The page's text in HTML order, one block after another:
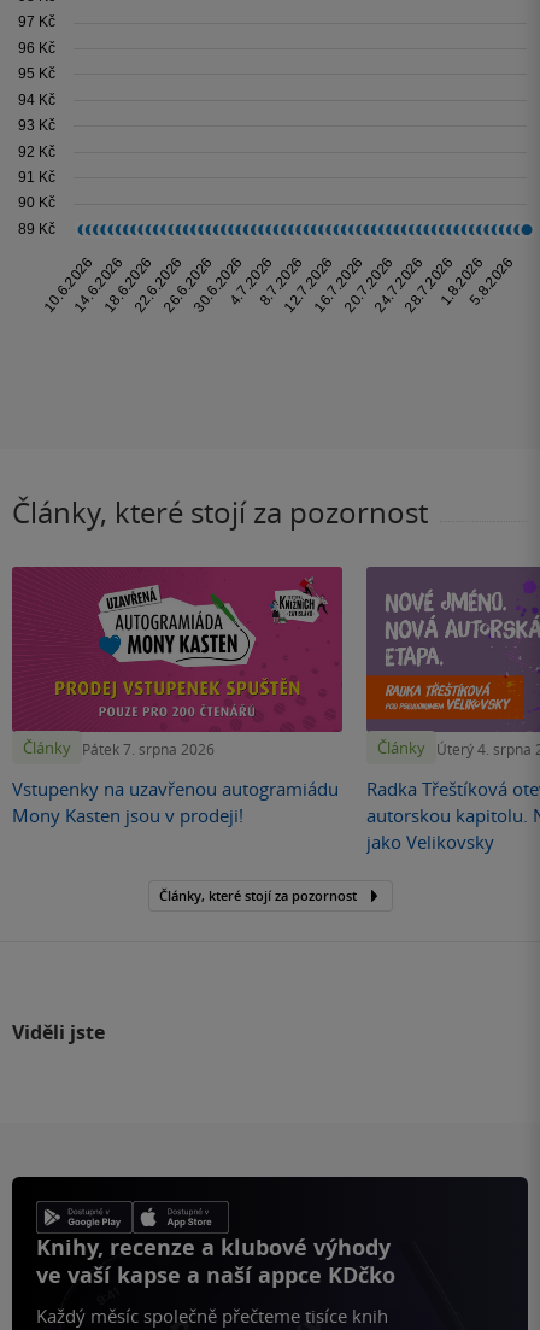
Články, které stojí za pozornost
Články Pátek 7. srpna 2026
Vstupenky na uzavřenou autogramiádu
Mony Kasten jsou v prodeji!
Články Úterý 4. srpna
Radka Třeštíková
autorskou kapitolu.
jako Velikovsky
Články, které stojí za pozornost
Viděli jste
Knihy, recenze a klubové výhody
ve vaší kapse a naší appce KDčko
Každý měsíc společně přečteme tisíce knih